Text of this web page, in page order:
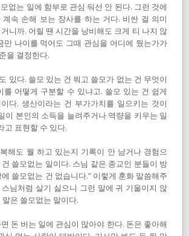
없는 일에 함부로 관심 둬선 안 된다. 그런 것에
속 손해 보는 장사를 하는 거다. 비싼 걸 의미
니까. 어릴 땐 시간을 낭비해도 크게 티 나지 않
만 나이를 먹어도 그때 관심을 어디에 뒀는가가
을 결정한다.
있다. 쓸모 있는 건 뭐고 쓸모가 없는 건 무엇이
를 어떻게 구분할 수 있냐고. 쓸모 있는 건 쉽게
다. 생산이라는 건 부가가치를 일으키는 것이
이 본인의 소득을 늘려주거나 역량을 키우는 일
고 표현할 수 있다.
해도 뭘 하고 있는지 기록이 안 남거나 경험으
쓸모없는 일이다. 스님 같은 종교인 분들이 방
쓸모없는 건 없습니다.” 이렇게 훈화 말씀해주
님처럼 살기 싫으니 그런 말에 귀 기울이지 않
은 쓸모없는 말이다.
돈 버는 일에 관심이 많아야 한다. 돈은 좋아해